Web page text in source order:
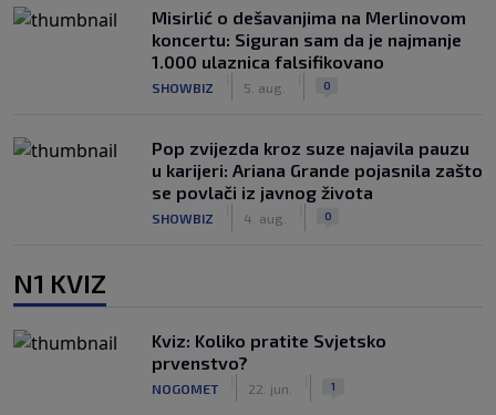
Misirlić o dešavanjima na Merlinovom
koncertu: Siguran sam da je najmanje
1.000 ulaznica falsifikovano
SHOWBIZ 5. aug. 0
Pop zvijezda kroz suze najavila pauzu
u karijeri: Ariana Grande pojasnila zašto
se povlači iz javnog života
SHOWBIZ 4. aug. 0
N1 KVIZ
Kviz: Koliko pratite Svjetsko
prvenstvo?
NOGOMET 22. jun. 1